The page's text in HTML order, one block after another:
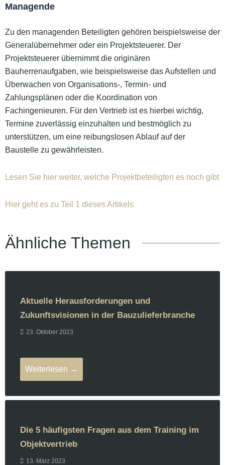
Managende
Zu den managenden Beteiligten gehören beispielsweise der
Generalübernehmer oder ein Projektsteuerer. Der
Projektsteuerer übernimmt die originären
Bauherrenaufgaben, wie beispielsweise das Aufstellen und
Überwachen von Organisations-, Termin- und
Zahlungsplänen oder die Koordination von
Fachingenieuren. Für den Vertrieb ist es hierbei wichtig,
Termine zuverlässig einzuhalten und bestmöglich zu
unterstützen, um eine reibungslosen Ablauf auf der
Baustelle zu gewährleisten.
Lesen Sie hier weiter, welche Projektbeteiligten es noch gibt
Hier geht es zu Teil 1 dieses Artikels
Ähnliche Themen
Aktuelle Herausforderungen und
Zukunftsvisionen in der Bauzulieferbranche
23. Oktober 2023
Weiterlesen →
Die 5 häufigsten Fragen aus dem Training im
Objektvertrieb
13. März 2023